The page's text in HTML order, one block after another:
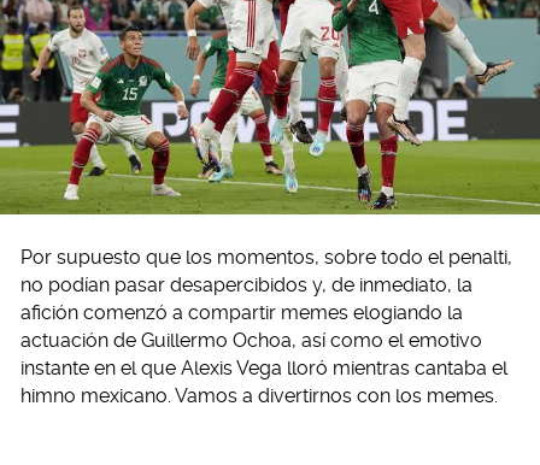
Por supuesto que los momentos, sobre todo el penalti,
no podían pasar desapercibidos y, de inmediato, la
afición comenzó a compartir memes elogiando la
actuación de Guillermo Ochoa, así como el emotivo
instante en el que Alexis Vega lloró mientras cantaba el
himno mexicano. Vamos a divertirnos con los memes.